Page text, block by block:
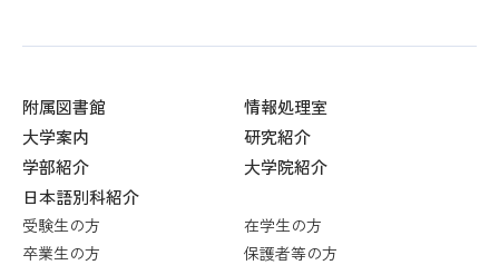
附属図書館
情報処理室
大学案内
研究紹介
学部紹介
大学院紹介
日本語別科紹介
受験生の方
在学生の方
卒業生の方
保護者等の方